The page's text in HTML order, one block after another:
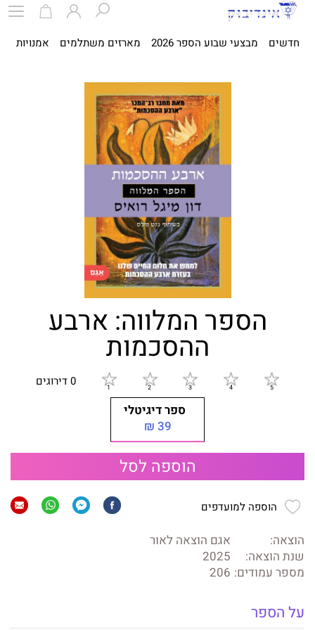
חדשים מבצעי שבוע הספר 2026 מארזים משתלמים אמנויות
הספר המלווה: ארבע
ההסכמות
0 דירוגים
ספר דיגיטלי
39 ₪
הוספה לסל
הוספה למועדפים
הוצאה:
אגם הוצאה לאור
שנת הוצאה:
2025
מספר עמודים: 206
על הספר